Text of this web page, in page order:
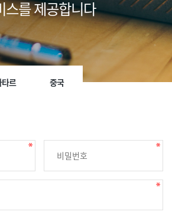
스를 제공합니다
르 중국